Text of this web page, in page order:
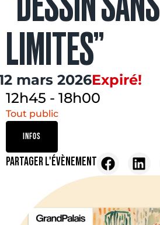
LIMITES”
mars 2026Expiré!
12h45 - 18h00
Tout public
INFOS
PARTAGER L'ÉVÈNEMENT